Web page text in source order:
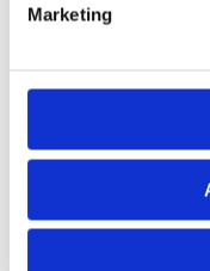
Marketing
Vous n’avez
supplémentaire.
nombreuses